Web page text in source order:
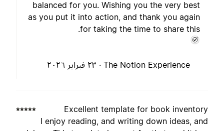
balanced for you. Wishing you the very best
as you put it into action, and thank you again
for taking the time to share this.
The Notion Experience · ٢٣ فبراير ٢٠٢٦
Excellent template for book
I enjoy reading, and writing down ideas,